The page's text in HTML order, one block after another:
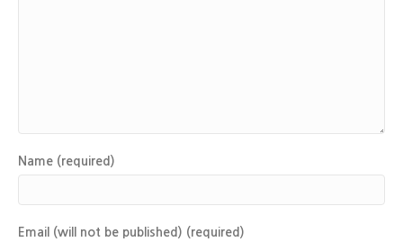
Name (required)
Email (will not be published) (required)